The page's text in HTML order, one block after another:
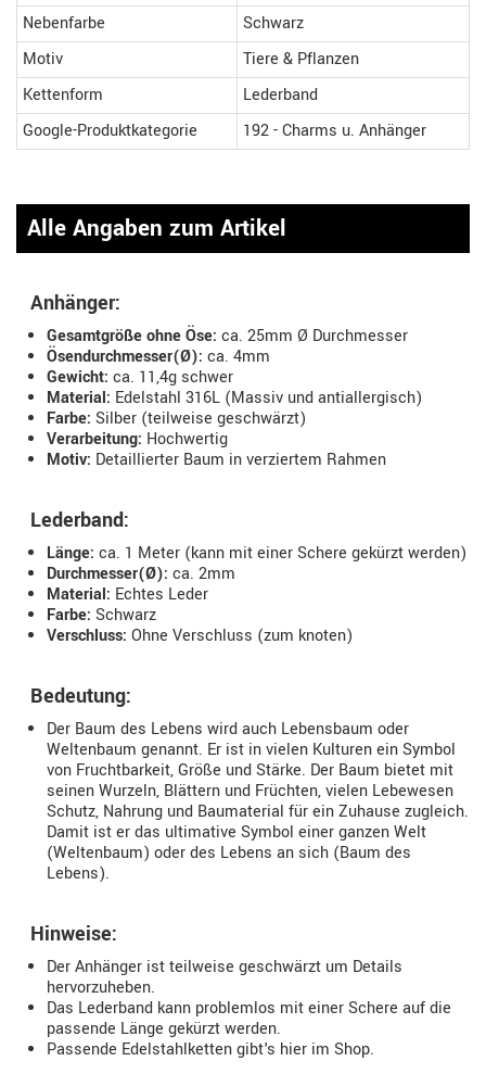
Nebenfarbe
Schwarz
Motiv
Tiere & Pflanzen
Kettenform
Lederband
Google-Produktkategorie
192 - Charms u. Anhänger
Alle Angaben zum Artikel
Anhänger:
Gesamtgröße ohne Öse: ca. 25mm Ø Durchmesser
Ösendurchmesser(Ø): ca. 4mm
Gewicht: ca. 11,4g schwer
Material: Edelstahl 316L (Massiv und antiallergisch)
Farbe: Silber (teilweise geschwärzt)
Verarbeitung: Hochwertig
Motiv: Detaillierter Baum in verziertem Rahmen
Lederband:
Länge: ca. 1 Meter (kann mit einer Schere gekürzt werden)
Durchmesser(Ø): ca. 2mm
Material: Echtes Leder
Farbe: Schwarz
Verschluss: Ohne Verschluss (zum knoten)
Bedeutung:
Der Baum des Lebens wird auch Lebensbaum oder
Weltenbaum genannt. Er ist in vielen Kulturen ein Symbol
von Fruchtbarkeit, Größe und Stärke. Der Baum bietet mit
seinen Wurzeln, Blättern und Früchten, vielen Lebewesen
Schutz, Nahrung und Baumaterial für ein Zuhause zugleich.
Damit ist er das ultimative Symbol einer ganzen Welt
(Weltenbaum) oder des Lebens an sich (Baum des
Lebens).
Hinweise:
Der Anhänger ist teilweise geschwärzt um Details
hervorzuheben.
Das Lederband kann problemlos mit einer Schere auf die
passende Länge gekürzt werden.
Passende Edelstahlketten gibt's hier im Shop.